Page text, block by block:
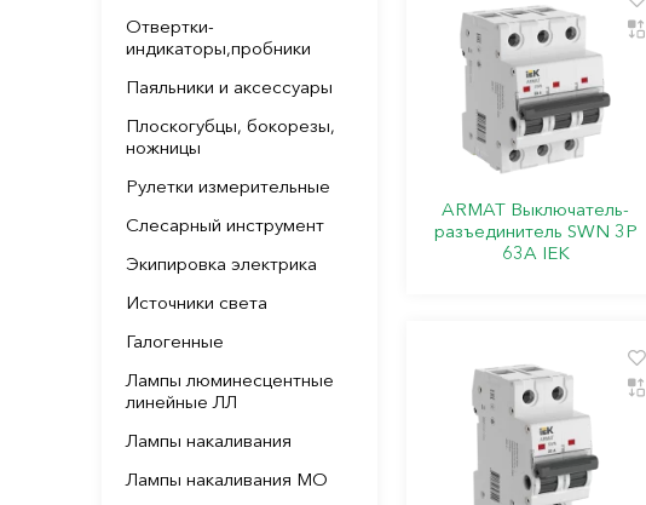
Отвертки-
индикаторы,пробники
Паяльники и аксессуары
Плоскогубцы, бокорезы,
ножницы
Рулетки измерительные
Слесарный инструмент
Экипировка электрика
Источники света
Галогенные
Лампы люминесцентные
линейные ЛЛ
Лампы накаливания
Лампы накаливания МО
ARMAT Выключатель-
разъединитель SWN 3P
63А IEK